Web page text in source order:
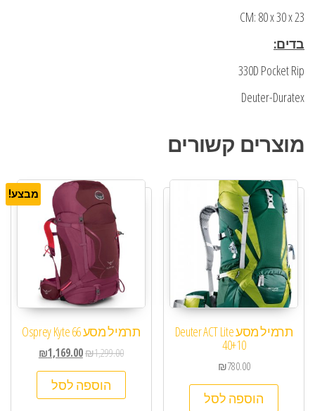
CM: 80 x 30 x 23
בדים:
330D Pocket Rip
Deuter-Duratex
מוצרים קשורים
תרמיל מסע Deuter ACT Lite
40+10
₪780.00
הוספה לסל
מבצע!
תרמיל מסע Osprey Kyte 66
₪1,299.00
₪1,169.00
הוספה לסל